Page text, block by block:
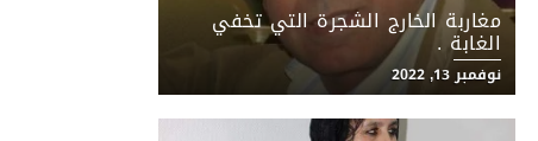
مغاربة الخارج الشجرة التي تخفي
الغابة .
نوفمبر 13, 2022